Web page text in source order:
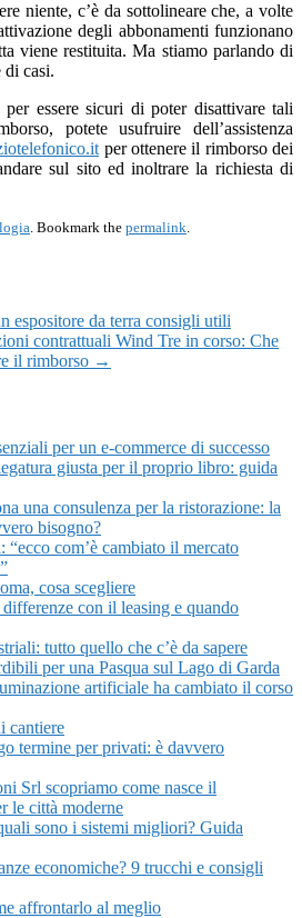
niente, c’è da sottolineare che, a volte
degli abbonamenti funzionano
viene restituita. Ma stiamo parlando di
di casi.
essere sicuri di poter disattivare tali
potete usufruire dell’assistenza
per ottenere il rimborso dei
sul sito ed inoltrare la richiesta di
. Bookmark the permalink.
espositore da terra consigli utili
contrattuali Wind Tre in corso: Che
il rimborso →
per un e-commerce di successo
giusta per il proprio libro: guida
una consulenza per la ristorazione: la
bisogno?
com’è cambiato il mercato
cosa scegliere
con il leasing e quando
tutto quello che c’è da sapere
per una Pasqua sul Lago di Garda
artificiale ha cambiato il corso
cantiere
termine per privati: è davvero
Srl scopriamo come nasce il
le città moderne
sono i sistemi migliori? Guida
economiche? 9 trucchi e consigli
affrontarlo al meglio